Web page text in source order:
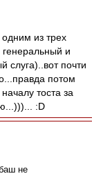
из трех
и
почти
потом
тоста за
:D
не